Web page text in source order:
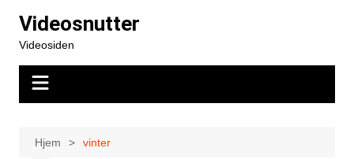
innhold
Videosnutter
Videosiden
Hjem vinter